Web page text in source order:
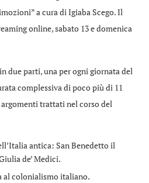
a cura di Igiaba Scego. Il
online, sabato 13 e domenica
due parti, una per ogni giornata del
complessiva di poco più di 11
trattati nel corso del
antica: San Benedetto il
de’ Medici.
colonialismo italiano.